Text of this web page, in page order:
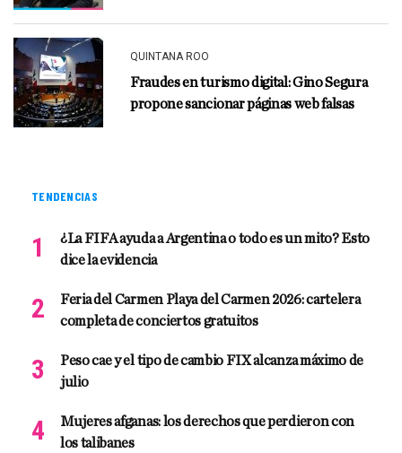
QUINTANA ROO
Fraudes en turismo digital: Gino Segura
propone sancionar páginas web falsas
TENDENCIAS
¿La FIFA ayuda a Argentina o todo es un mito? Esto
dice la evidencia
Feria del Carmen Playa del Carmen 2026: cartelera
completa de conciertos gratuitos
Peso cae y el tipo de cambio FIX alcanza máximo de
julio
Mujeres afganas: los derechos que perdieron con
los talibanes